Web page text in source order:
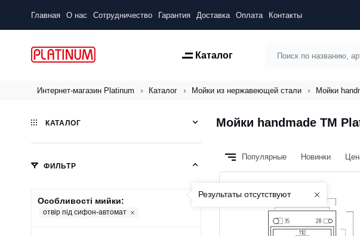
Главная О нас Сотрудничество Гарантия Доставка Оплата Контакты
Каталог
Интернет-магазин Platinum Каталог Мойки из нержавеющей стали Мойки
Мойки handmade ТМ
Популярные Новинки
КАТАЛОГ
ФИЛЬТР
Особливості мийки:
отвір під сифон-автомат
Результаты отсутствуют